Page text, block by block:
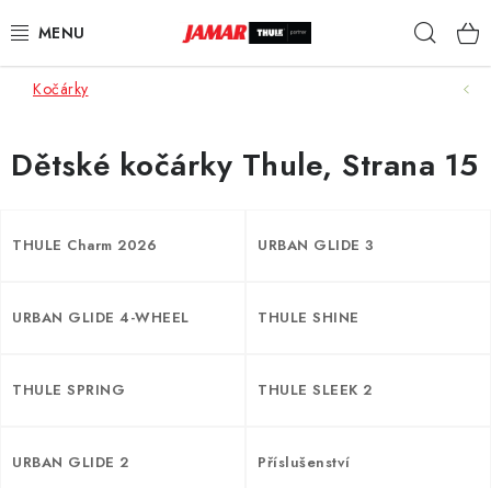
na
STŘEŠNÍ NOSIČE
NOSIČE KOL
DĚTSKÉ ZBOŽÍ
Kočárky
Dětské kočárky Thule, Strana 15
THULE Charm 2026 URBAN GLIDE 3
URBAN GLIDE 4-WHEEL THULE SHINE
THULE SPRING THULE SLEEK 2
URBAN GLIDE 2 Příslušenství